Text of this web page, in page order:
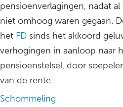
pensioenverlagingen, nadat
niet omhoog waren gegaan.
het FD sinds het akkoord
verhogingen in aanloop naar
pensioenstelsel, door
van de rente.
Schommeling